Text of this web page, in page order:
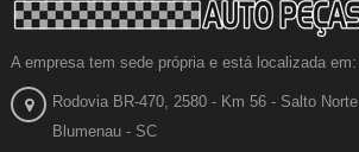
A empresa tem sede própria e está localizada em:
Rodovia BR-470, 2580 - Km 56 - Salto Norte
Blumenau - SC